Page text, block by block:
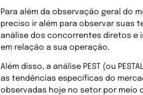
Para além da observação geral do
preciso ir além para observar suas
análise dos concorrentes diretos e
em relação a sua operação.
Além disso, a análise PEST (ou
as tendências específicas do
observadas hoje no setor por meio